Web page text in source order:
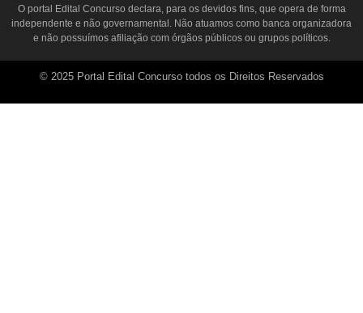
O portal Edital Concurso declara, para os devidos fins, que opera de forma
independente e não governamental. Não atuamos como banca organizadora
e não possuímos afiliação com órgãos públicos ou grupos políticos.
© 2025 Portal Edital Concurso todos os Direitos Reservados